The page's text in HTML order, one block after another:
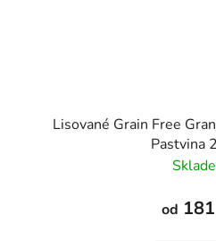
Lisované Grain Free
Pastvina
od